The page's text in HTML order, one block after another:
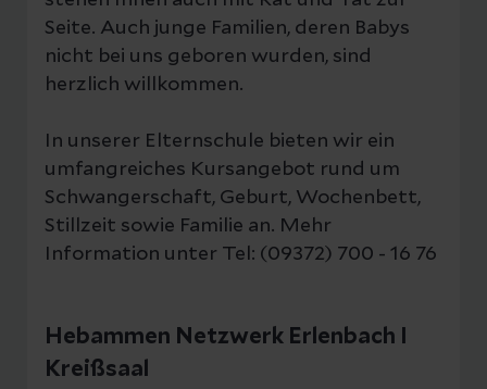
Ischiasbeschwerden, Verspannungen
des Schultergürtels, Laserakupunktur
zur Geburtseinleitung
Windeldermatitis
Behandlungsablauf:
Die Leistung der verwendeten
auftritt. Es wird daher kein Gewebe
abgetragen oder zerstört, so wie dies bei
Infos und
Anmeldung: medteam.eu/kindernotfalltr
aining
Seite. Auch junge Familien, deren Babys
nicht bei uns geboren wurden, sind
herzlich willkommen.
In unserer Elternschule bieten wir ein
umfangreiches Kursangebot rund um
Schwangerschaft, Geburt, Wochenbett,
Stillzeit sowie Familie an. Mehr
Information unter Tel: (09372) 700 - 16 76
Hebammen Netzwerk Erlenbach I
Kreißsaal